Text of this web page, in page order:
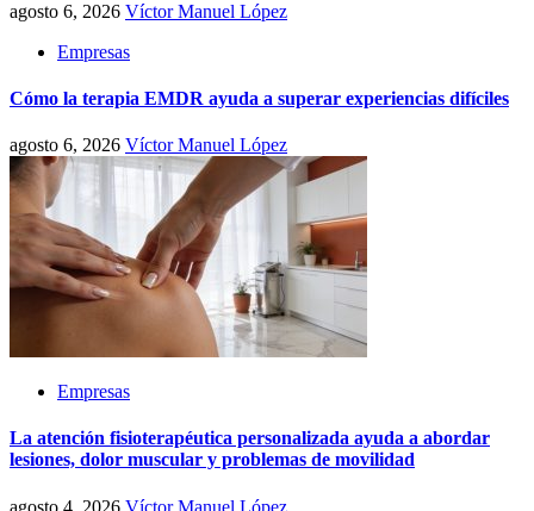
agosto 6, 2026 Víctor Manuel López
Empresas
Cómo la terapia EMDR ayuda a superar experiencias difíciles
agosto 6, 2026 Víctor Manuel López
Empresas
La atención fisioterapéutica personalizada ayuda a abordar
lesiones, dolor muscular y problemas de movilidad
agosto 4, 2026 Víctor Manuel López